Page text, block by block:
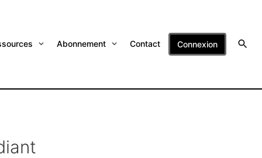
Abonnement Contact Connexion